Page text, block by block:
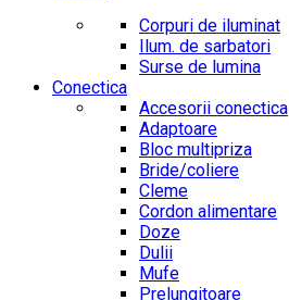
Corpuri de iluminat
Ilum. de sarbatori
Surse de lumina
Conectica
Accesorii conectica
Adaptoare
Bloc multipriza
Bride/coliere
Cleme
Cordon alimentare
Doze
Dulii
Mufe
Prelungitoare